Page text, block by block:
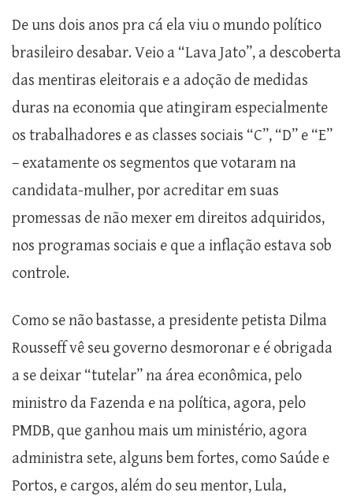
De uns dois anos pra cá ela viu o mundo político
brasileiro desabar. Veio a “Lava Jato”, a descoberta
das mentiras eleitorais e a adoção de medidas
duras na economia que atingiram especialmente
os trabalhadores e as classes sociais “C”, “D” e “E”
– exatamente os segmentos que votaram na
candidata-mulher, por acreditar em suas
promessas de não mexer em direitos adquiridos,
nos programas sociais e que a inflação estava sob
controle.
Como se não bastasse, a presidente petista Dilma
Rousseff vê seu governo desmoronar e é obrigada
a se deixar “tutelar” na área econômica, pelo
ministro da Fazenda e na política, agora, pelo
PMDB, que ganhou mais um ministério, agora
administra sete, alguns bem fortes, como Saúde e
Portos, e cargos, além do seu mentor, Lula,